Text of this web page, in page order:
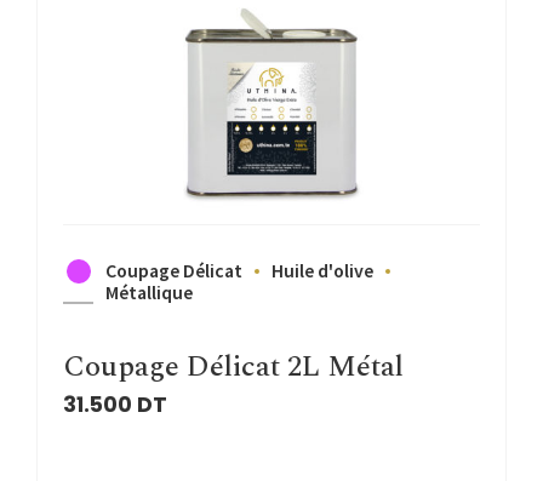
Coupage Délicat
Huile d'olive
Métallique
Coupage Délicat 2L Métal
31.500 DT